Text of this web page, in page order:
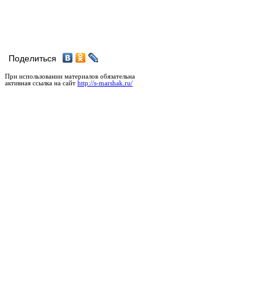
Поделиться
При использовании материалов обязательна
активная ссылка на сайт http://s-marshak.ru/